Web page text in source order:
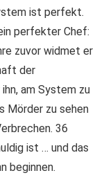
ist perfekt.
perfekter Chef:
zuvor widmet er
der
am System zu
Mörder zu sehen
36
ist … und das
beginnen.